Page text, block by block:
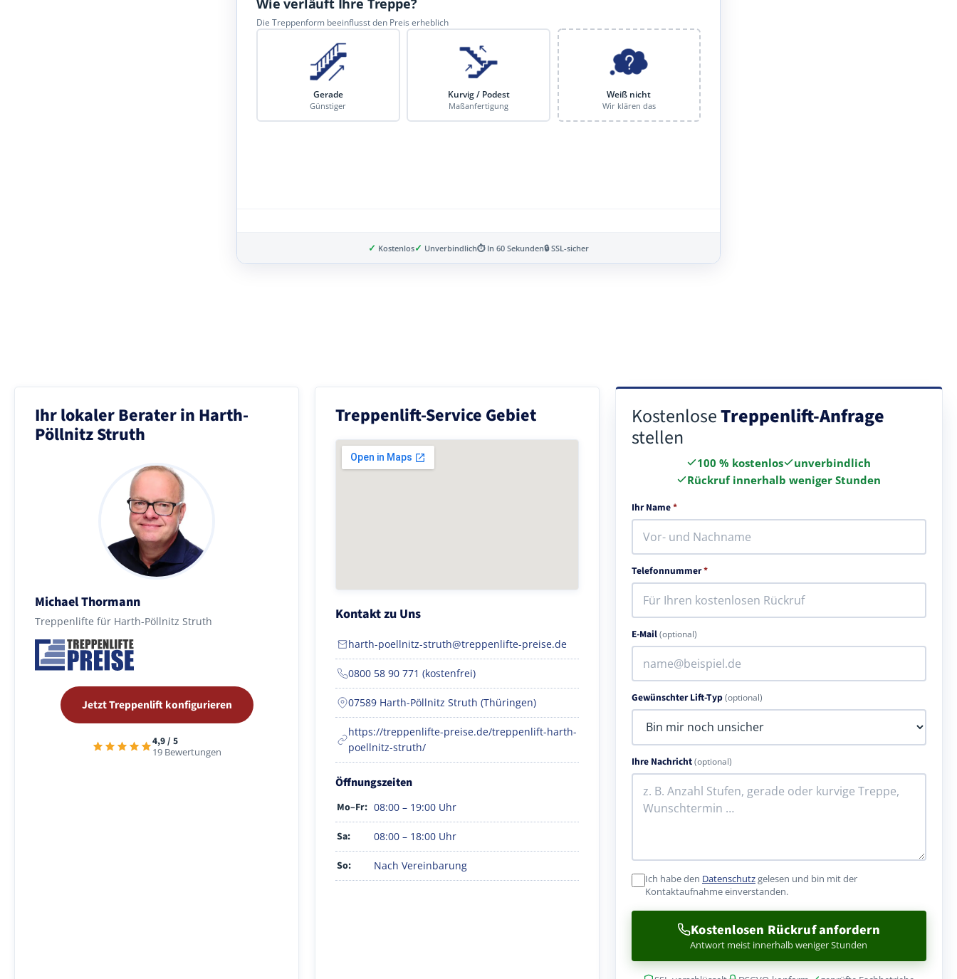
Die Treppenform beeinflusst den Preis erheblich
Gerade
Günstiger
Kurvig / Podest
Maßanfertigung
Weiß nicht
Wir klären das
✓ Kostenlos✓ Unverbindlich⏱ In 60 Sekunden🔒 SSL-sicher
Ihr lokaler Berater in Harth-
Pöllnitz Struth
Michael Thormann
Treppenlifte für Harth-Pöllnitz Struth
Jetzt Treppenlift konfigurieren
4,9 / 5
19 Bewertungen
Treppenlift-Service Gebiet
Kontakt zu Uns
harth-poellnitz-struth@treppenlifte-preise.de
0800 58 90 771 (kostenfrei)
07589 Harth-Pöllnitz Struth (Thüringen)
https://treppenlifte-preise.de/treppenlift-harth-
poellnitz-struth/
Öffnungszeiten
Mo–Fr: 08:00 – 19:00 Uhr
Sa: 08:00 – 18:00 Uhr
So: Nach Vereinbarung
KostenloseTreppenlift-Anfrage
stellen
100 % kostenlos
unverbindlich
Rückruf innerhalb weniger Stunden
Ihr Name*
Telefonnummer*
E-Mail(optional)
Gewünschter Lift-Typ(optional)
Ihre Nachricht(optional)
Ich habe den Datenschutzgelesen und bin mit der
Kontaktaufnahme einverstanden.
Kostenlosen Rückruf anfordern
Antwort meist innerhalb weniger Stunden